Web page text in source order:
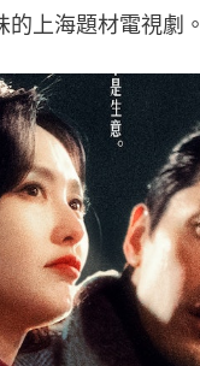
上海題材電視劇。